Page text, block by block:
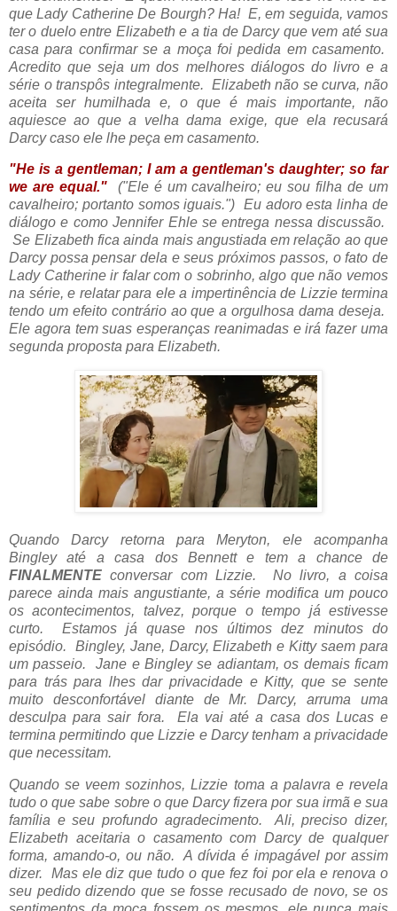
que Lady Catherine De Bourgh? Ha! E, em seguida, vamos
ter o duelo entre Elizabeth e a tia de Darcy que vem até sua
casa para confirmar se a moça foi pedida em casamento.
Acredito que seja um dos melhores diálogos do livro e a
série o transpôs integralmente. Elizabeth não se curva, não
aceita ser humilhada e, o que é mais importante, não
aquiesce ao que a velha dama exige, que ela recusará
Darcy caso ele lhe peça em casamento.
"He is a gentleman; I am a gentleman's daughter; so far
we are equal."("Ele é um cavalheiro; eu sou filha de um
cavalheiro; portanto somos iguais.") Eu adoro esta linha de
diálogo e como Jennifer Ehle se entrega nessa discussão.
Se Elizabeth fica ainda mais angustiada em relação ao que
Darcy possa pensar dela e seus próximos passos, o fato de
Lady Catherine ir falar com o sobrinho, algo que não vemos
na série, e relatar para ele a impertinência de Lizzie termina
tendo um efeito contrário ao que a orgulhosa dama deseja.
Ele agora tem suas esperanças reanimadas e irá fazer uma
segunda proposta para Elizabeth.
Quando Darcy retorna para Meryton, ele acompanha
Bingley até a casa dos Bennett e tem a chance de
FINALMENTE conversar com Lizzie. No livro, a coisa
parece ainda mais angustiante, a série modifica um pouco
os acontecimentos, talvez, porque o tempo já estivesse
curto. Estamos já quase nos últimos dez minutos do
episódio. Bingley, Jane, Darcy, Elizabeth e Kitty saem para
um passeio. Jane e Bingley se adiantam, os demais ficam
para trás para lhes dar privacidade e Kitty, que se sente
muito desconfortável diante de Mr. Darcy, arruma uma
desculpa para sair fora. Ela vai até a casa dos Lucas e
termina permitindo que Lizzie e Darcy tenham a privacidade
que necessitam.
Quando se veem sozinhos, Lizzie toma a palavra e revela
tudo o que sabe sobre o que Darcy fizera por sua irmã e sua
família e seu profundo agradecimento. Ali, preciso dizer,
Elizabeth aceitaria o casamento com Darcy de qualquer
forma, amando-o, ou não. A dívida é impagável por assim
dizer. Mas ele diz que tudo o que fez foi por ela e renova o
seu pedido dizendo que se fosse recusado de novo, se os